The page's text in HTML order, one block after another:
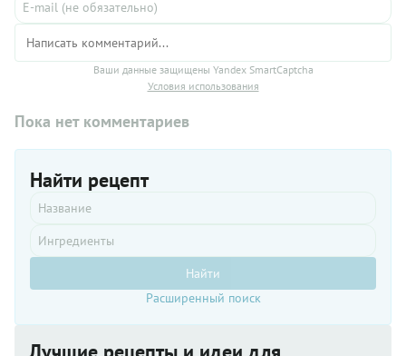
Ваши данные защищены Yandex SmartCaptcha
Условия использования
Пока нет комментариев
Найти рецепт
Найти
Расширенный поиск